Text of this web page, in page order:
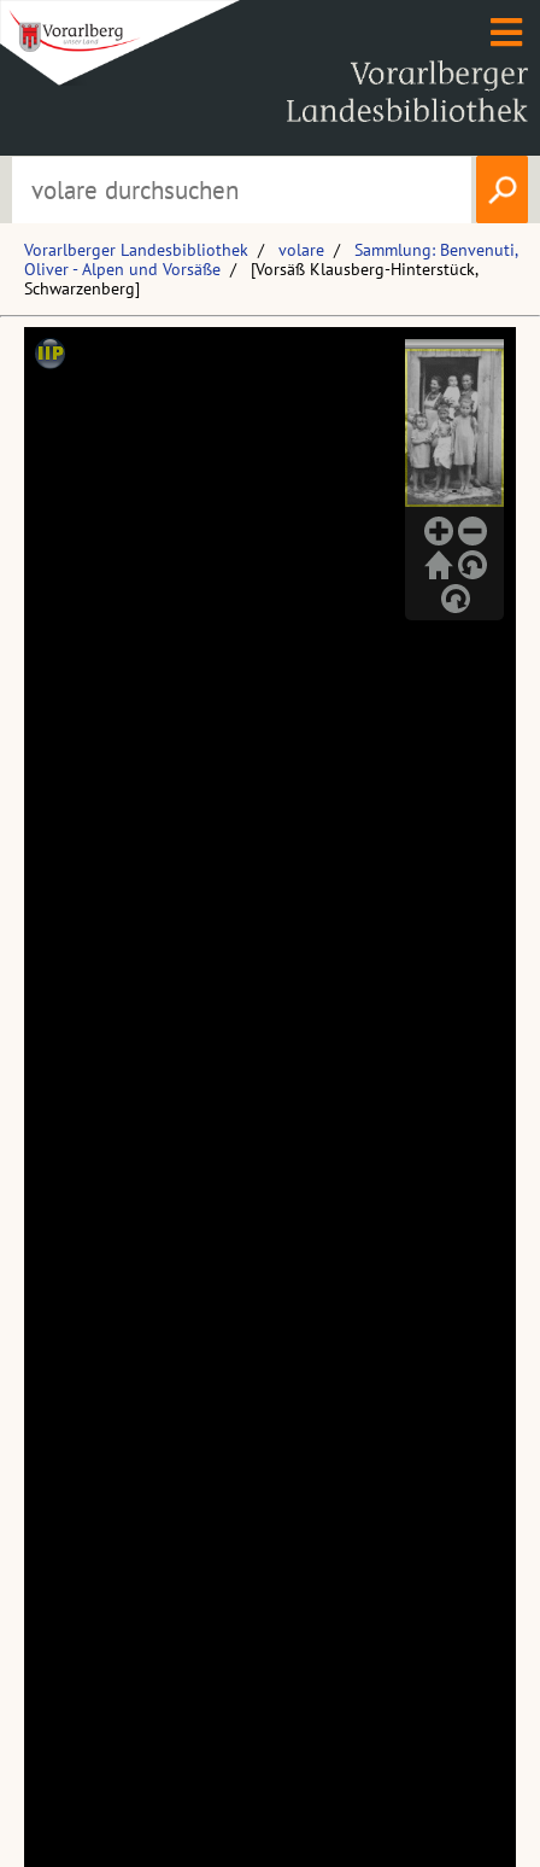
Vorarlberger Landesbibliothek volare
Sammlung: Benvenuti,
Oliver - Alpen und Vorsäße
[Vorsäß Klausberg-Hinterstück,
Schwarzenberg]